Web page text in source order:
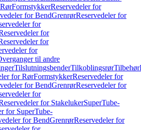
FormstykkerReservedeler for
for BendGrenrørReservedeler for
for
for
for
for
til andre
TilslutningsbenderTilkoblingsrørTilbehør
for RørFormstykkerReservedeler for
for BendGrenrørReservedeler for
for
for StakelukerSuperTube-
for SuperTube-
for BendGrenrørReservedeler for